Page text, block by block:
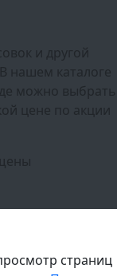
и другой
нашем каталоге
можно выбрать
цене по акции
страниц